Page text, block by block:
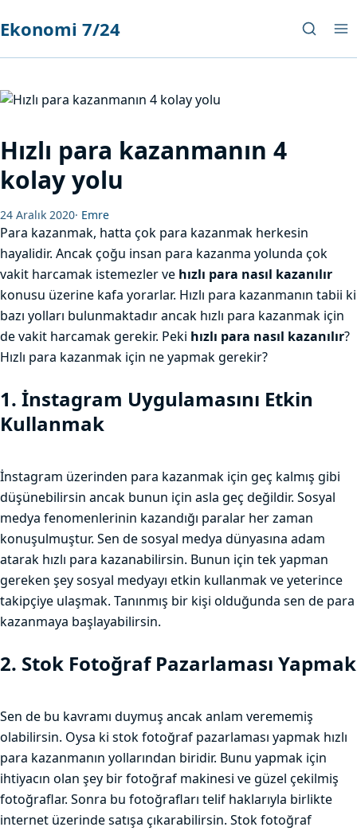
Ekonomi 7/24
Hızlı para kazanmanın 4
kolay yolu
24 Aralık 2020· Emre
Para kazanmak, hatta çok para kazanmak herkesin
hayalidir. Ancak çoğu insan para kazanma yolunda çok
vakit harcamak istemezler ve hızlı para nasıl kazanılır
konusu üzerine kafa yorarlar. Hızlı para kazanmanın tabii ki
bazı yolları bulunmaktadır ancak hızlı para kazanmak için
de vakit harcamak gerekir. Peki hızlı para nasıl kazanılır?
Hızlı para kazanmak için ne yapmak gerekir?
1. İnstagram Uygulamasını Etkin
Kullanmak
İnstagram üzerinden para kazanmak için geç kalmış gibi
düşünebilirsin ancak bunun için asla geç değildir. Sosyal
medya fenomenlerinin kazandığı paralar her zaman
konuşulmuştur. Sen de sosyal medya dünyasına adam
atarak hızlı para kazanabilirsin. Bunun için tek yapman
gereken şey sosyal medyayı etkin kullanmak ve yeterince
takipçiye ulaşmak. Tanınmış bir kişi olduğunda sen de para
kazanmaya başlayabilirsin.
2. Stok Fotoğraf Pazarlaması Yapmak
Sen de bu kavramı duymuş ancak anlam verememiş
olabilirsin. Oysa ki stok fotoğraf pazarlaması yapmak hızlı
para kazanmanın yollarından biridir. Bunu yapmak için
ihtiyacın olan şey bir fotoğraf makinesi ve güzel çekilmiş
fotoğraflar. Sonra bu fotoğrafları telif haklarıyla birlikte
internet üzerinde satışa çıkarabilirsin. Stok fotoğraf